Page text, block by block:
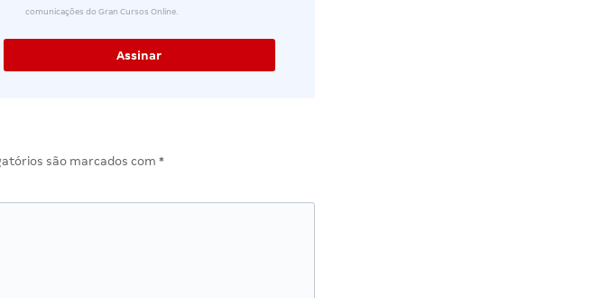
comunicações do Gran Cursos Online.
são marcados com *